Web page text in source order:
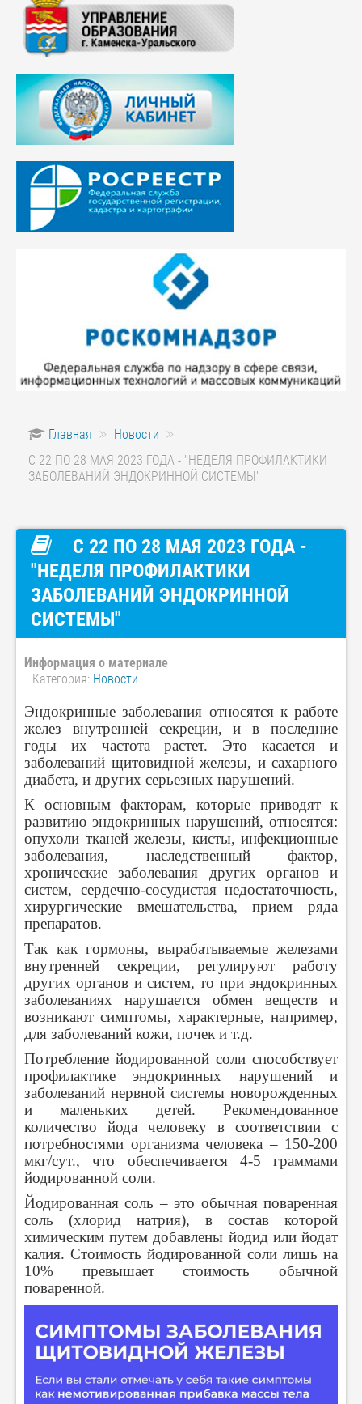
Главная
Новости
С 22 ПО 28 МАЯ 2023 ГОДА - "НЕДЕЛЯ ПРОФИЛАКТИКИ
ЗАБОЛЕВАНИЙ ЭНДОКРИННОЙ СИСТЕМЫ"
С 22 ПО 28 МАЯ 2023 ГОДА -
"НЕДЕЛЯ ПРОФИЛАКТИКИ
ЗАБОЛЕВАНИЙ ЭНДОКРИННОЙ
СИСТЕМЫ"
Информация о материале
Категория: Новости
Эндокринные заболевания относятся к работе
желез внутренней секреции, и в последние
годы их частота растет. Это касается и
заболеваний щитовидной железы, и сахарного
диабета, и других серьезных нарушений.
К основным факторам, которые приводят к
развитию эндокринных нарушений, относятся:
опухоли тканей железы, кисты, инфекционные
заболевания, наследственный фактор,
хронические заболевания других органов и
систем, сердечно-сосудистая недостаточность,
хирургические вмешательства, прием ряда
препаратов.
Так как гормоны, вырабатываемые железами
внутренней секреции, регулируют работу
других органов и систем, то при эндокринных
заболеваниях нарушается обмен веществ и
возникают симптомы, характерные, например,
для заболеваний кожи, почек и т.д.
Потребление йодированной соли способствует
профилактике эндокринных нарушений и
заболеваний нервной системы новорожденных
и маленьких детей. Рекомендованное
количество йода человеку в соответствии с
потребностями организма человека – 150-200
мкг/сут., что обеспечивается 4-5 граммами
йодированной соли.
Йодированная соль – это обычная поваренная
соль (хлорид натрия), в состав которой
химическим путем добавлены йодид или йодат
калия. Стоимость йодированной соли лишь на
10% превышает стоимость обычной
поваренной.